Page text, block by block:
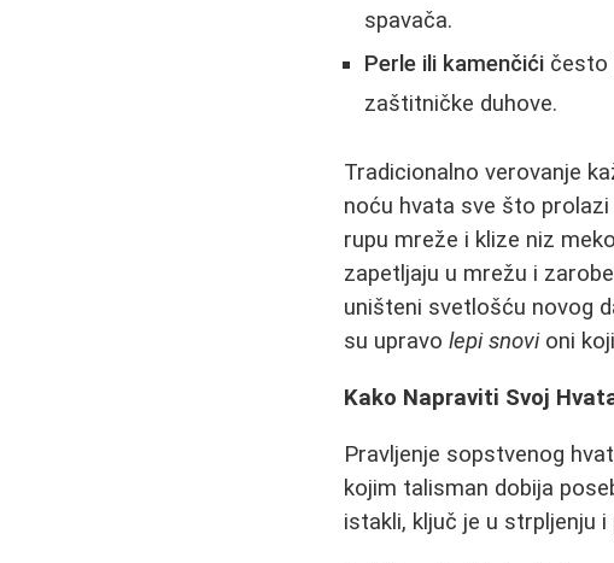
spavača.
Perle ili kamenčići često
zaštitničke duhove.
Tradicionalno verovanje
noću hvatа sve što
rupu mreže i klize niz
zapetljaju u mrežu i
uništeni svetlošću novog
su upravolepi snovioni
Kako Napraviti Svoj
Pravljenje sopstvenog
kojim talisman dobija
istakli, ključ je u strpljenju